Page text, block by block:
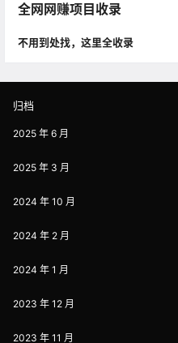
全网网赚项目收录
不用到处找，这里全收录
归档
2025 年 6 月
2025 年 3 月
2024 年 10 月
2024 年 2 月
2024 年 1 月
2023 年 12 月
2023 年 11 月